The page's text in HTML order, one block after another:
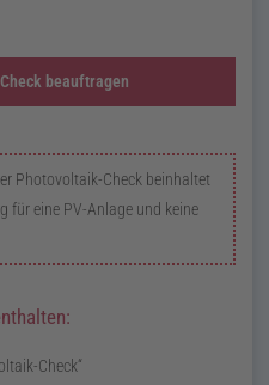
beauftragen
Photovoltaik-Check beinhaltet
für eine PV-Anlage und keine
Check